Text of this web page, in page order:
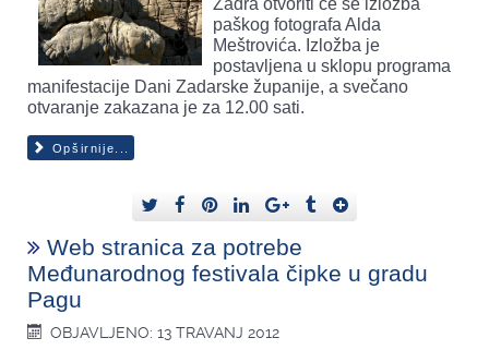
Zadra otvoriti će se izložba
paškog fotografa Alda
Meštrovića. Izložba je
postavljena u sklopu programa
manifestacije Dani Zadarske županije, a svečano
otvaranje zakazana je za 12.00 sati.
Opširnije...
Web stranica za potrebe
Međunarodnog festivala čipke u gradu
Pagu
OBJAVLJENO: 13 TRAVANJ 2012